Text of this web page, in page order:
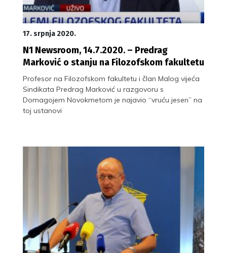
17. srpnja 2020.
N1 Newsroom, 14.7.2020. – Predrag
Marković o stanju na Filozofskom fakultetu
Profesor na Filozofskom fakultetu i član Malog vijeća
Sindikata Predrag Marković u razgovoru s
Domagojem Novokmetom je najavio “vruću jesen” na
toj ustanovi